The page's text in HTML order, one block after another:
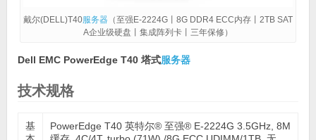
戴尔(DELL)T40服务器（至强E-2224G丨8G DDR4 ECC内存丨2TB SAT
A企业级硬盘丨集成阵列卡丨三年保修）
Dell EMC PowerEdge T40 塔式服务器
技术规格
基
PowerEdge T40 英特尔® 至强® E-2224G 3.5GHz, 8M